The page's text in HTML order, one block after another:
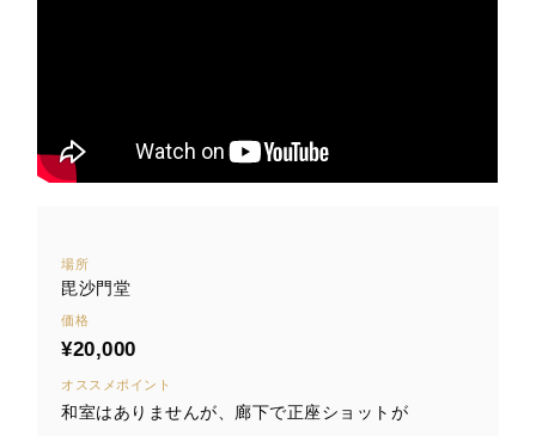
場所
毘沙門堂
価格
¥20,000
オススメポイント
和室はありませんが、廊下で正座ショットが